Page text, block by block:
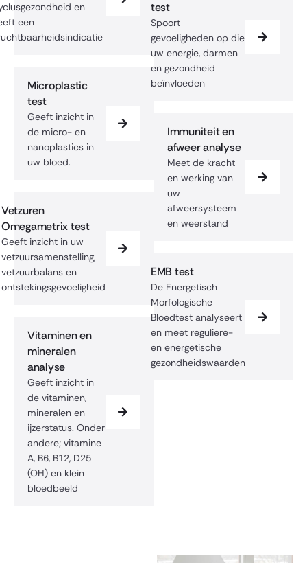
en
een
Microplastic
test
Geeft inzicht in
de micro- en
nanoplastics in
uw bloed.
Vetzuren
Omegametrix test
Geeft inzicht in uw
vetzuursamenstelling,
vetzuurbalans en
ontstekingsgevoeligheid
Vitaminen en
mineralen
analyse
Geeft inzicht in
de vitaminen,
mineralen en
ijzerstatus. Onder
andere; vitamine
A, B6, B12, D25
(OH) en klein
bloedbeeld
test
Spoort
gevoeligheden op die
uw energie, darmen
en gezondheid
beïnvloeden
Immuniteit en
afweer analyse
Meet de kracht
en werking van
uw
afweersysteem
en weerstand
EMB test
De Energetisch
Morfologische
Bloedtest analyseert
en meet reguliere-
en energetische
gezondheidswaarden